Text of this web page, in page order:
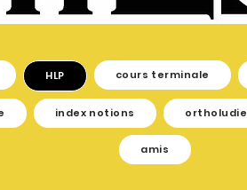
HLP cours terminale
index notions ortholudie
amis